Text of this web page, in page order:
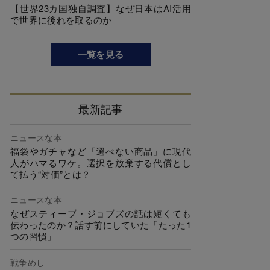
【世界23カ国独自調査】なぜ日本はAI活用
で世界に後れを取るのか
一覧を見る
最新記事
ニュースな本
福袋やガチャなど「選べない商品」に現代
人がハマるワケ。選択を放棄する代償とし
て払う“対価”とは？
ニュースな本
なぜスティーブ・ジョブズの話は短くても
伝わったのか？話す前にしていた「たった1
つの習慣」
戦争めし